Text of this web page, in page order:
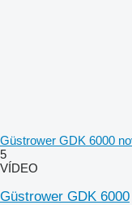
Güstrower GDK 6000
5
VÍDEO
Güstrower GDK 6000